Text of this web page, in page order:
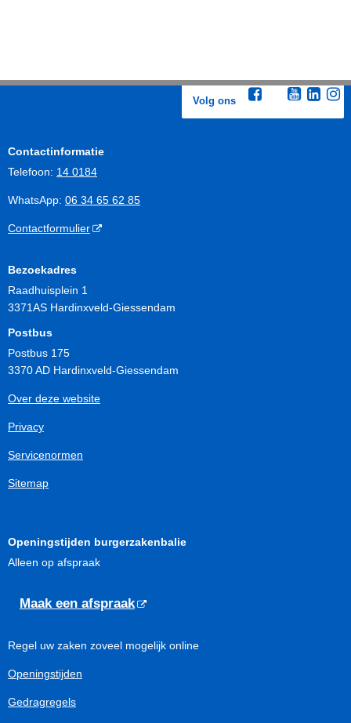
Volg ons
Contactinformatie
Telefoon: 14 0184
WhatsApp: 06 34 65 62 85
Contactformulier
Bezoekadres
Raadhuisplein 1
3371AS Hardinxveld-Giessendam
Postbus
Postbus 175
3370 AD Hardinxveld-Giessendam
Over deze website
Privacy
Servicenormen
Sitemap
Openingstijden burgerzakenbalie
Alleen op afspraak
Maak een afspraak
Regel uw zaken zoveel mogelijk online
Openingstijden
Gedragregels